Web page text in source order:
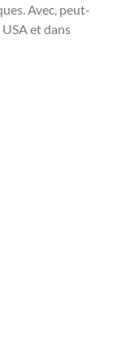
Avec, peut-
et dans